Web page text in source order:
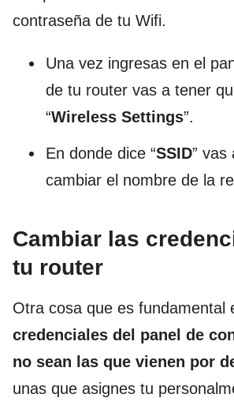
contraseña de tu Wifi.
Una vez ingresas en el
de tu router vas a tener
“Wireless Settings”.
En donde dice “SSID” vas
cambiar el nombre de la
Cambiar las
tu router
Otra cosa que es fundamental
credenciales del panel de
no sean las que vienen por
unas que asignes tu